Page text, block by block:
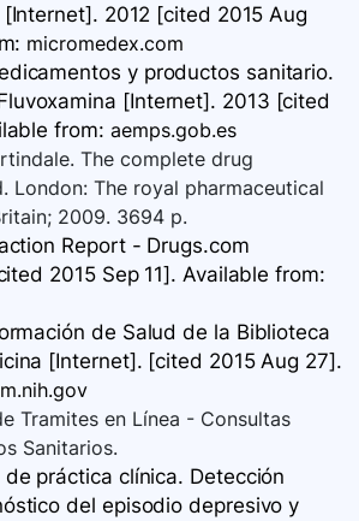
2012 [cited 2015 Aug
micromedex.com
y productos sanitario.
[Internet]. 2013 [cited
from: aemps.gob.es
The complete drug
London: The royal pharmaceutical
2009. 3694 p.
Report - Drugs.com
2015 Sep 11]. Available from:
de Salud de la Biblioteca
[Internet]. [cited 2015 Aug 27].
Tramites en Línea - Consultas
Sanitarios.
práctica clínica. Detección
del episodio depresivo y